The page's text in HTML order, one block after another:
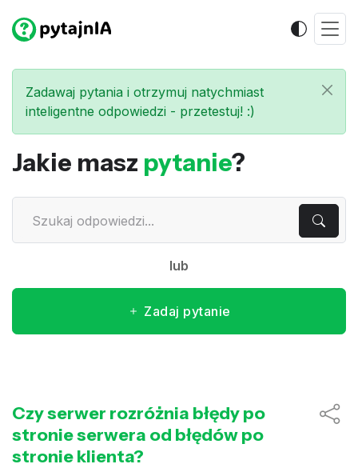
Zadawaj pytania i otrzymuj natychmiast
inteligentne odpowiedzi - przetestuj! :)
Jakie masz pytanie?
lub
Zadaj pytanie
Czy serwer rozróżnia błędy po
stronie serwera od błędów po
stronie klienta?